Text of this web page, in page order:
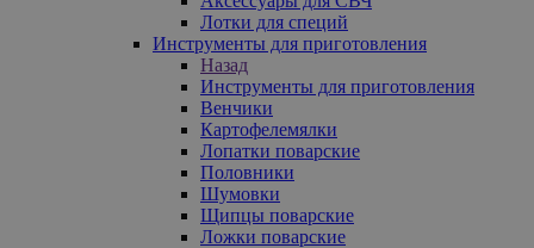
Лотки для специй
Инструменты для приготовления
Назад
Инструменты для приготовления
Венчики
Картофелемялки
Лопатки поварские
Половники
Шумовки
Щипцы поварские
Ложки поварские